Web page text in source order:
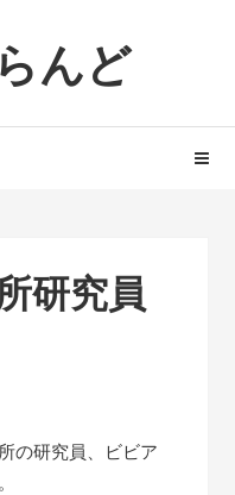
んど
研究員
の研究員、ビビア